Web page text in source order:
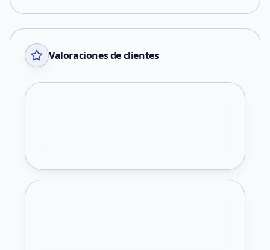
Valoraciones de clientes